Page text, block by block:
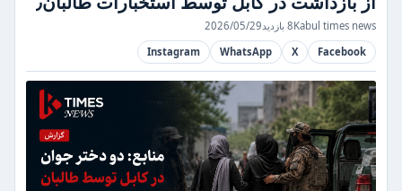
Kabul times news8 بازدید
2026/05/29
Facebook
X
WhatsApp
Instagram